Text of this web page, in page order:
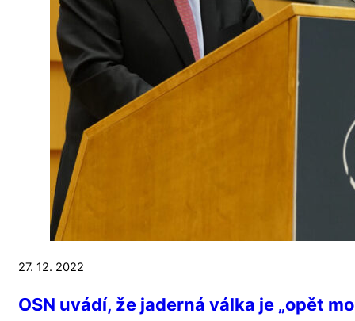
27. 12. 2022
OSN uvádí, že jaderná válka je „opět